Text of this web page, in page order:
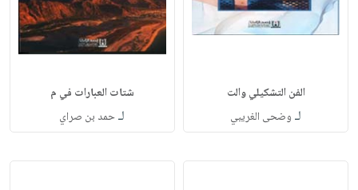
الفن التشكيلي والت
لـ وضحى الغريبي
شتات العبارات في م
لـحمد بن صراي